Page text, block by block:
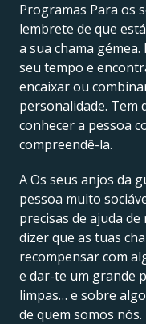
Programas Para os
lembrete de que
a sua chama gémea.
seu tempo e
encaixar ou
personalidade. Tem
conhecer a pessoa
compreendê-la.
A Os seus anjos da
pessoa muito
precisas de ajuda
dizer que as tuas
recompensar com
e dar-te um grande
limpas… e sobre
de quem somos nós.